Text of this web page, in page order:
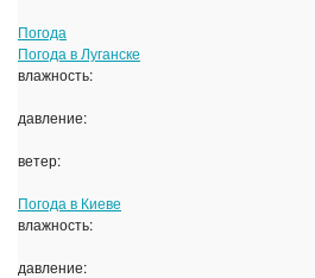
Погода
Погода в Луганске
влажность:
давление:
ветер:
Погода в Киеве
влажность:
давление: